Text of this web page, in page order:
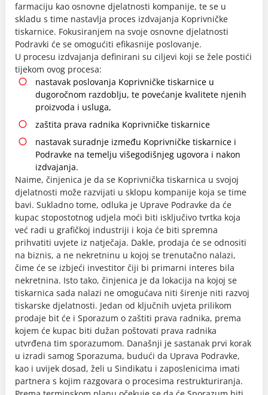
farmaciju kao osnovne djelatnosti kompanije, te se u
skladu s time nastavlja proces izdvajanja Koprivničke
tiskarnice. Fokusiranjem na svoje osnovne djelatnosti
Podravki će se omogućiti efikasnije poslovanje.
U procesu izdvajanja definirani su ciljevi koji se žele postići
tijekom ovog procesa:
nastavak poslovanja Koprivničke tiskarnice u
dugoročnom razdoblju, te povećanje kvalitete njenih
proizvoda i usluga,
zaštita prava radnika Koprivničke tiskarnice
nastavak suradnje između Koprivničke tiskarnice i
Podravke na temelju višegodišnjeg ugovora i nakon
izdvajanja.
Naime, činjenica je da se Koprivnička tiskarnica u svojoj
djelatnosti može razvijati u sklopu kompanije koja se time
bavi. Sukladno tome, odluka je Uprave Podravke da će
kupac stopostotnog udjela moći biti isključivo tvrtka koja
već radi u grafičkoj industriji i koja će biti spremna
prihvatiti uvjete iz natječaja. Dakle, prodaja će se odnositi
na biznis, a ne nekretninu u kojoj se trenutačno nalazi,
čime će se izbjeći investitor čiji bi primarni interes bila
nekretnina. Isto tako, činjenica je da lokacija na kojoj se
tiskarnica sada nalazi ne omogućava niti širenje niti razvoj
tiskarske djelatnosti. Jedan od ključnih uvjeta prilikom
prodaje bit će i Sporazum o zaštiti prava radnika, prema
kojem će kupac biti dužan poštovati prava radnika
utvrđena tim sporazumom. Današnji je sastanak prvi korak
u izradi samog Sporazuma, budući da Uprava Podravke,
kao i uvijek dosad, želi u Sindikatu i zaposlenicima imati
partnera s kojim razgovara o procesima restrukturiranja.